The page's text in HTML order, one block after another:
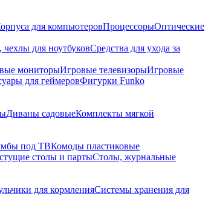
для компьютеровПроцессорыОптические
для ноутбуковСредства для ухода за
мониторыИгровые телевизорыИгровые
для геймеровФигурки Funko
Диваны садовыеКомплекты мягкой
под ТВКомоды пластиковые
столы и партыСтолы, журнальные
для кормленияСистемы хранения для